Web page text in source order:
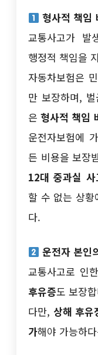
형사적 책임
교통사고가 발
행정적 책임을
자동차보험은
만 보장하며,
은 형사적 책임
운전자보험에
든 비용을 보장
12대 중과실 사
할 수 없는 상황
다.
운전자 본인
교통사고로 인한
후유증도 보장
다만, 상해 후
가해야 가능하